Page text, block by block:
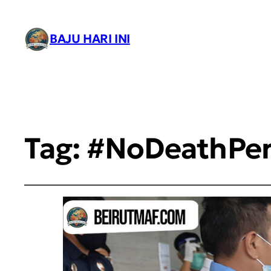
BAJU HARI INI
Tag: